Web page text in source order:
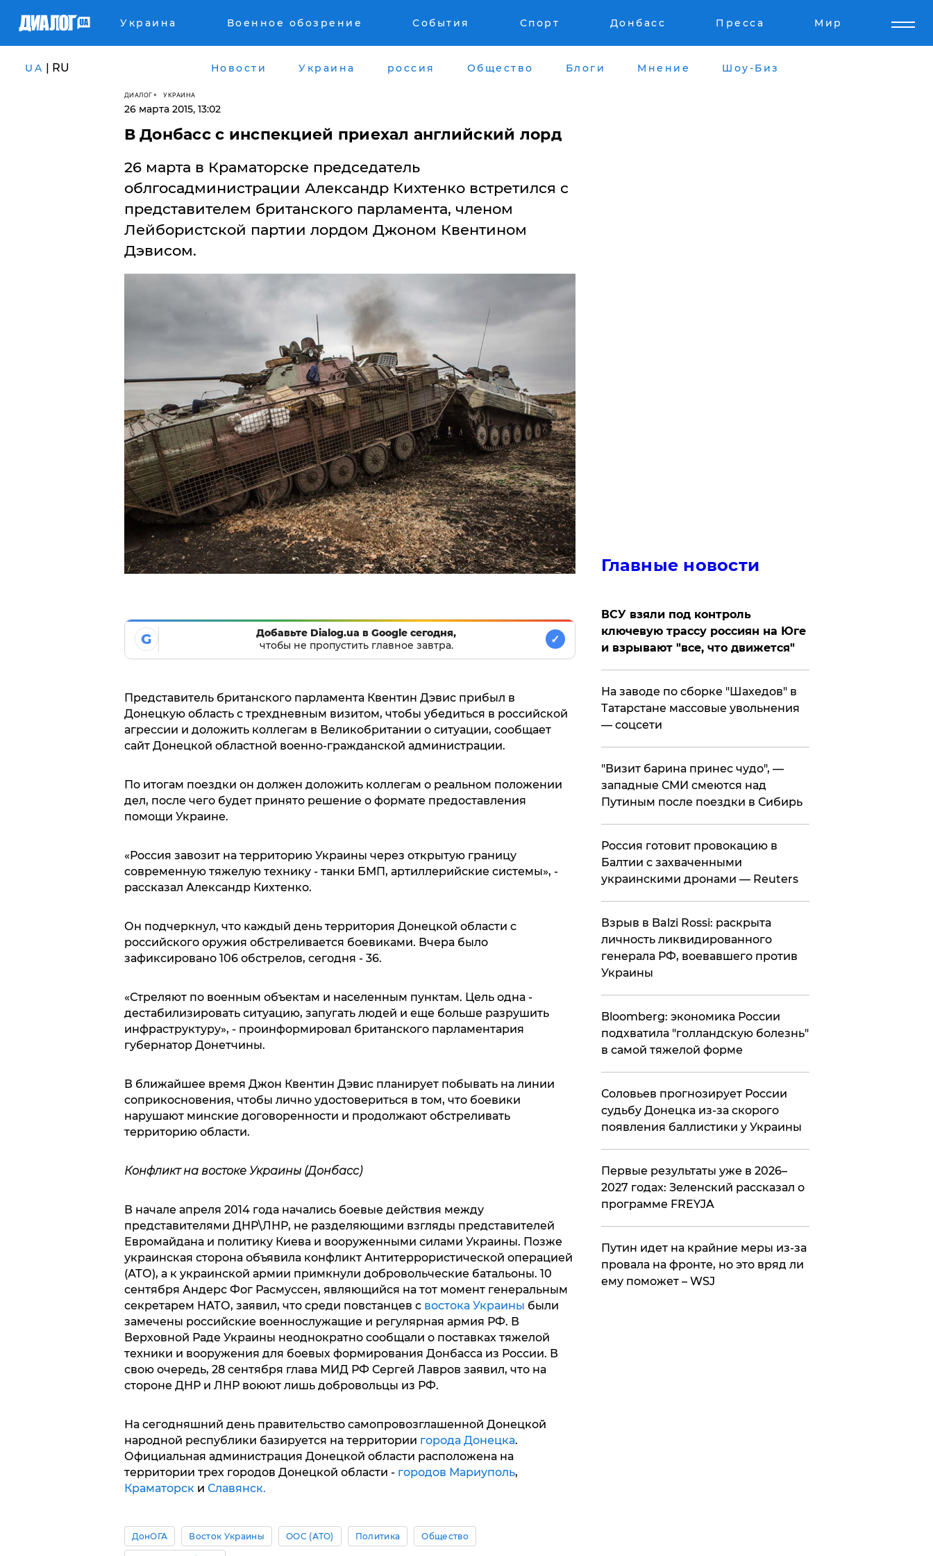
Украина Военное обозрение События Спорт Донбасс Пресса Мир
UA | RU Новости Украина россия Общество Блоги Мнение Шоу-Биз
ДИАЛОГ УКРАИНА
26 марта 2015, 13:02
В Донбасс с инспекцией приехал английский лорд
​26 марта в Краматорске председатель
облгосадминистрации Александр Кихтенко встретился с
представителем британского парламента, членом
Лейбористской партии лордом Джоном Квентином
Дэвисом.
G
Добавьте Dialog.ua в Google сегодня,
чтобы не пропустить главное завтра.
✓
Представитель британского парламента Квентин Дэвис прибыл в
Донецкую область с трехдневным визитом, чтобы убедиться в российской
агрессии и доложить коллегам в Великобритании о ситуации, сообщает
сайт Донецкой областной военно-гражданской администрации.
По итогам поездки он должен доложить коллегам о реальном положении
дел, после чего будет принято решение о формате предоставления
помощи Украине.
«Россия завозит на территорию Украины через открытую границу
современную тяжелую технику - танки БМП, артиллерийские системы», -
рассказал Александр Кихтенко.
Он подчеркнул, что каждый день территория Донецкой области с
российского оружия обстреливается боевиками. Вчера было
зафиксировано 106 обстрелов, сегодня - 36.
«Стреляют по военным объектам и населенным пунктам. Цель одна -
дестабилизировать ситуацию, запугать людей и еще больше разрушить
инфраструктуру», - проинформировал британского парламентария
губернатор Донетчины.
В ближайшее время Джон Квентин Дэвис планирует побывать на линии
соприкосновения, чтобы лично удостовериться в том, что боевики
нарушают минские договоренности и продолжают обстреливать
территорию области.
Конфликт на востоке Украины (Донбасс)
В начале апреля 2014 года начались боевые действия между
представителями ДНР\ЛНР, не разделяющими взгляды представителей
Евромайдана и политику Киева и вооруженными силами Украины. Позже
украинская сторона объявила конфликт Антитеррористической операцией
(АТО), а к украинской армии примкнули добровольческие батальоны. 10
сентября Андерс Фог Расмуссен, являющийся на тот момент генеральным
секретарем НАТО, заявил, что среди повстанцев с востока Украины были
замечены российские военнослужащие и регулярная армия РФ. В
Верховной Раде Украины неоднократно сообщали о поставках тяжелой
техники и вооружения для боевых формирования Донбасса из России. В
свою очередь, 28 сентября глава МИД РФ Сергей Лавров заявил, что на
стороне ДНР и ЛНР воюют лишь добровольцы из РФ.
На сегодняшний день правительство самопровозглашенной Донецкой
народной республики базируется на территории города Донецка.
Официальная администрация Донецкой области расположена на
территории трех городов Донецкой области - городов Мариуполь,
Краматорски Славянск.
ДонОГА Восток Украины ООС (АТО) Политика Общество
Главные новости
ВСУ взяли под контроль
ключевую трассу россиян на Юге
и взрывают "все, что движется"
На заводе по сборке "Шахедов" в
Татарстане массовые увольнения
— соцсети
"Визит барина принес чудо", —
западные СМИ смеются над
Путиным после поездки в Сибирь
​Россия готовит провокацию в
Балтии с захваченными
украинскими дронами — Reuters
​Взрыв в Balzi Rossi: раскрыта
личность ликвидированного
генерала РФ, воевавшего против
Украины
Bloomberg: экономика России
подхватила "голландскую болезнь"
в самой тяжелой форме
Соловьев прогнозирует России
судьбу Донецка из-за скорого
появления баллистики у Украины
Первые результаты уже в 2026–
2027 годах: Зеленский рассказал о
программе FREYJA
Путин идет на крайние меры из-за
провала на фронте, но это вряд ли
ему поможет – WSJ